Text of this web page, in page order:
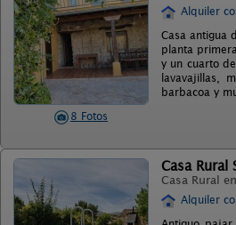
8 Fotos
Alquiler
Casa antigua
planta
y un cuarto
lavavajillas,
barbacoa y
Casa Rural
Casa Rural en
Alquiler